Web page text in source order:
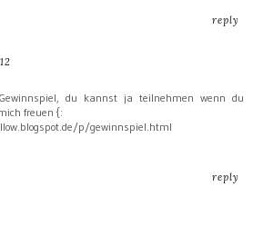
reply
du kannst ja teilnehmen wenn du
freuen {:
p/gewinnspiel.html
reply